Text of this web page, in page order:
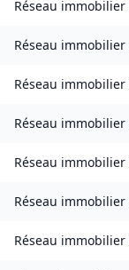
Réseau immobilier
Réseau immobilier
Réseau immobilier
Réseau immobilier
Réseau immobilier
Réseau immobilier
Réseau immobilier